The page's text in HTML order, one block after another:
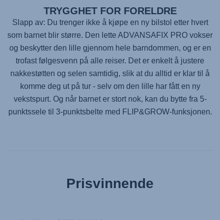
TRYGGHET FOR FORELDRE
Slapp av: Du trenger ikke å kjøpe en ny bilstol etter hvert
som barnet blir større. Den lette ADVANSAFIX PRO vokser
og beskytter den lille gjennom hele barndommen, og er en
trofast følgesvenn på alle reiser. Det er enkelt å justere
nakkestøtten og selen samtidig, slik at du alltid er klar til å
komme deg ut på tur - selv om den lille har fått en ny
vekstspurt. Og når barnet er stort nok, kan du bytte fra 5-
punktssele til 3-punktsbelte med FLIP&GROW-funksjonen.
Prisvinnende